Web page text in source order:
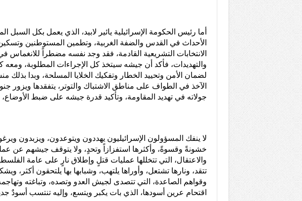
أما رئيس الحكومة الإسرائيلية يائير لابيد، الذي يعمل بكل السبل
الأحداث في القدس والضفة الغربية، وتطمين المستوطنين
الانتخابات التشريعية القادمة، فقد وجد نفسه مضطراً للانغماس
والتهديدات، فأكد أن جيشه سيتخذ كل الإجراءات المطلوبة، ومعه
لضمان الأمن وتحييد الخطار وتفكيك الخلايا المسلحة، وبدا بذلك
الآخذ في الطواف على مناطق الاشتباك والتوتر، يتفقدها ويزور
جولاته في تهديد المقاومة، وتأكيد قدرة جيشه على ضبط الأوضاع،
لا ينفك المسؤولون الإسرائيليون يهددون ويتوعدون، ويزبدون
خشونةً وقسوةً، وأكثرها استفزازاً وتحدٍ، ولا يتوقف جيشهم عن
والاعتقال، التي تتخللها عمليات قتلٍ وإطلاق نارٍ على عامة
تتقد، ونارها تشتعل، وأوراها يلتهب، وشبابها بها يلتحقون أكثر،
وقواهم الصاعدة، التي تتصدى لجيش العدو وتصده، وتباغته
اقتحام عرين أسودها، الذي بات يكبر ويتسع، وإليه تنتسب أسودٌ